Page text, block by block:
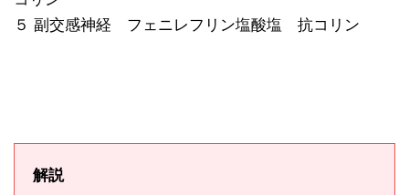
５ 副交感神経 フェニレフリン塩酸塩 抗コリン
解説